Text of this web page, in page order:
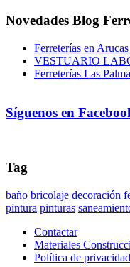
Novedades Blog
Ferreterías en Arucas
VESTUARIO
Ferreterías Las
Síguenos en
Tag
baño bricolaje decoración
pintura pinturas
Contactar
Materiales
Política de privacidad